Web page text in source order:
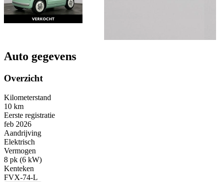
Auto gegevens
Overzicht
Kilometerstand
10 km
Eerste registratie
feb 2026
Aandrijving
Elektrisch
Vermogen
8 pk (6 kW)
Kenteken
FVX-74-L